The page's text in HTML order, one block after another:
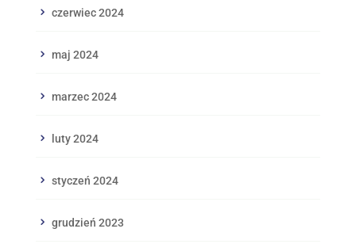
czerwiec 2024
maj 2024
marzec 2024
luty 2024
styczeń 2024
grudzień 2023